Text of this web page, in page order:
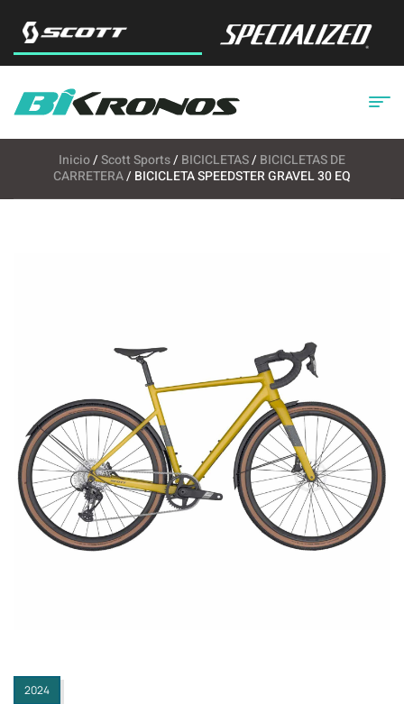
Inicio/Scott Sports/ BICICLETAS/ BICICLETAS DE
CARRETERA/ BICICLETA SPEEDSTER GRAVEL 30 EQ
2024